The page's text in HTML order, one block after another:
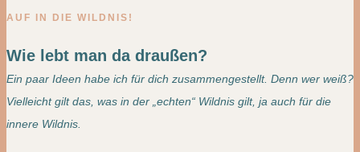
AUF IN DIE WILDNIS!
Wie lebt man da draußen?
Ein paar Ideen habe ich für dich zusammengestellt. Denn wer weiß?
Vielleicht gilt das, was in der „echten“ Wildnis gilt, ja auch für die
innere Wildnis.